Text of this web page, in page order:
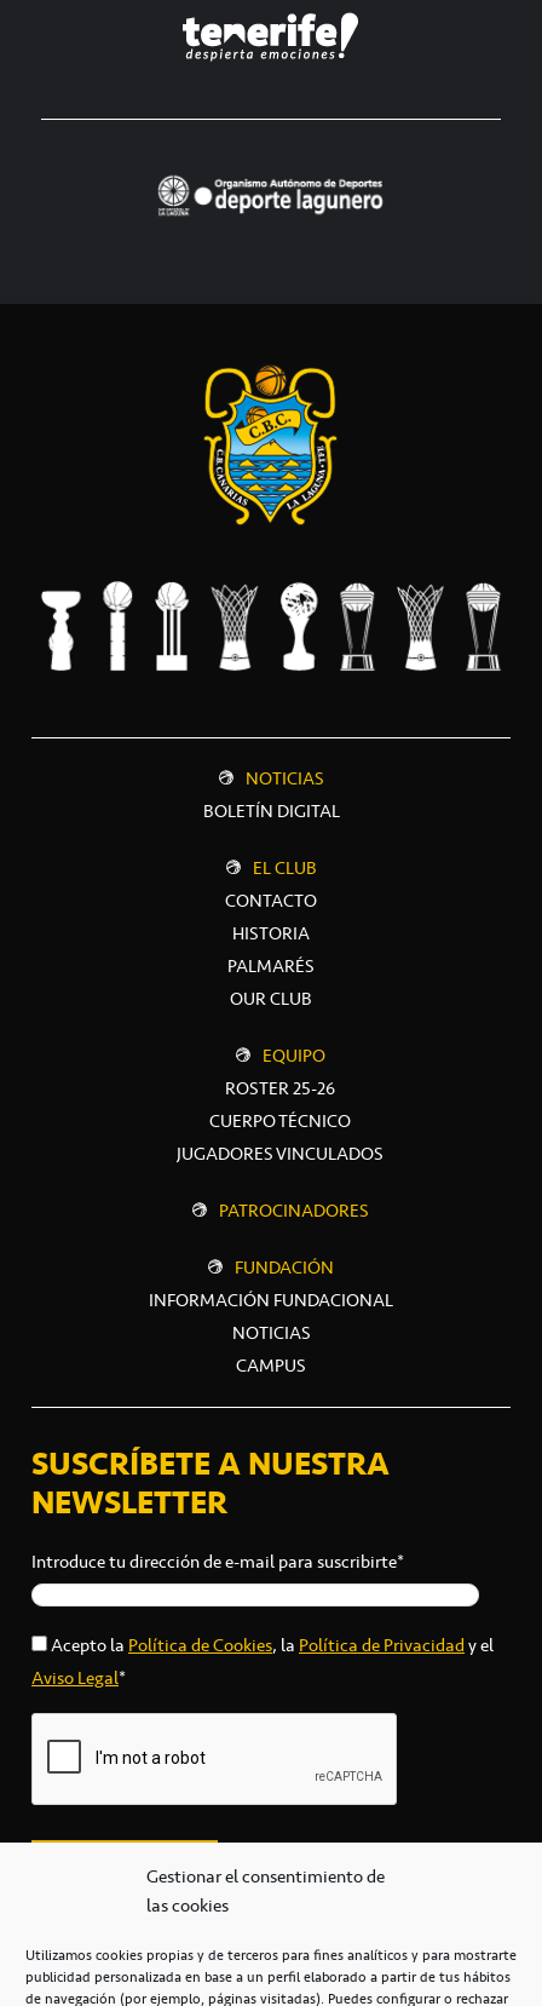
Gestionar el consentimiento de
las cookies
Utilizamos cookies propias y de terceros para fines analíticos y para mostrarte
publicidad personalizada en base a un perfil elaborado a partir de tus hábitos
de navegación (por ejemplo, páginas visitadas). Puedes configurar o rechazar
NOTICIAS
BOLETÍN DIGITAL
EL CLUB
CONTACTO
HISTORIA
PALMARÉS
OUR CLUB
EQUIPO
ROSTER 25-26
CUERPO TÉCNICO
JUGADORES VINCULADOS
PATROCINADORES
FUNDACIÓN
INFORMACIÓN FUNDACIONAL
NOTICIAS
CAMPUS
SUSCRÍBETE A NUESTRA
NEWSLETTER
Introduce tu dirección de e-mail para suscribirte*
Acepto laPolítica de Cookies, laPolítica de Privacidady el
Aviso Legal*
secretaria@cbcanarias.es